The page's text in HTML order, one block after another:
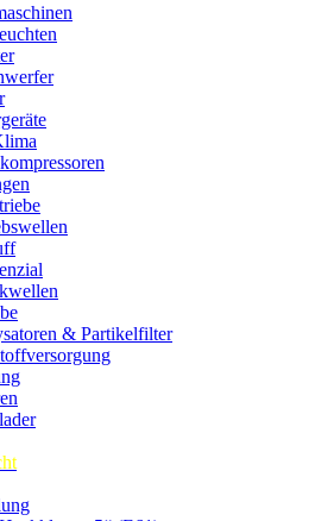
& Partikelfilter